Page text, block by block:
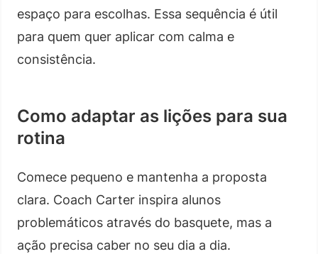
espaço para escolhas. Essa sequência é útil
para quem quer aplicar com calma e
consistência.
Como adaptar as lições para sua
rotina
Comece pequeno e mantenha a proposta
clara. Coach Carter inspira alunos
problemáticos através do basquete, mas a
ação precisa caber no seu dia a dia.